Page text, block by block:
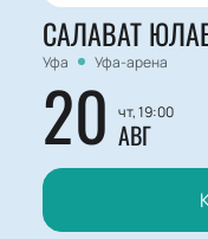
САЛАВАТ
Уфа Уфа-арена
20 чт, 19:00
АВГ